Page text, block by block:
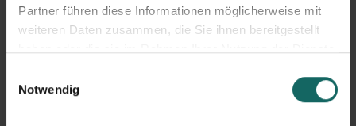
Partner führen diese Informationen möglicherweise mit
weiteren Daten zusammen, die Sie ihnen bereitgestellt
Notwendig
ist die Paketannahme. Dadurch muss der eBay Händler
nicht in seinem Lager anwesend sein, um eine Lieferung
wickeln die Paketannahme ab, während sich der Händler
um andere Belange seines Geschäfts kümmern kann.